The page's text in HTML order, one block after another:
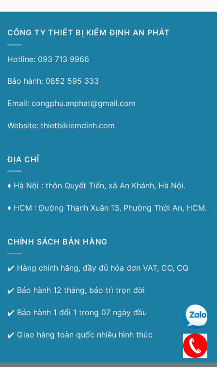
CÔNG TY THIẾT BỊ KIỂM ĐỊNH AN PHÁT
Hotline: 093 713 9966
Bảo hành: 0852 595 333
Email: congphu.anphat@gmail.com
Website: thietbikiemdinh.com
ĐỊA CHỈ
♦︎ Hà Nội : thôn Quyết Tiến, xã An Khánh, Hà Nội.
♦︎ HCM : Đường Thạnh Xuân 13, Phường Thới An, HCM.
CHÍNH SÁCH BÁN HÀNG
✔️ Hàng chính hãng, đầy đủ hóa đơn VAT, CO, CQ
✔️ Bảo hành 12 tháng, bảo trì trọn đời
✔️ Bảo hành 1 đổi 1 trong 07 ngày đầu
✔️ Giao hàng toàn quốc nhiều hình thức